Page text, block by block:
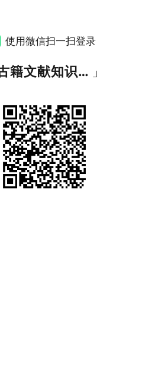
使用微信扫一扫登录
古籍文献知识图谱网 」